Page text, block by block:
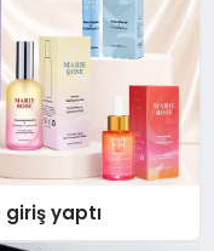
yaptı